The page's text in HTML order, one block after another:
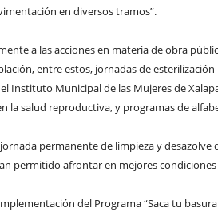
en diversos tramos”.
a las acciones en materia de obra
entre estos, jornadas de
Instituto Municipal de las Mujeres de
la salud reproductiva, y programas de
permanente de limpieza y desazolve
permitido afrontar en mejores
del Programa “Saca tu